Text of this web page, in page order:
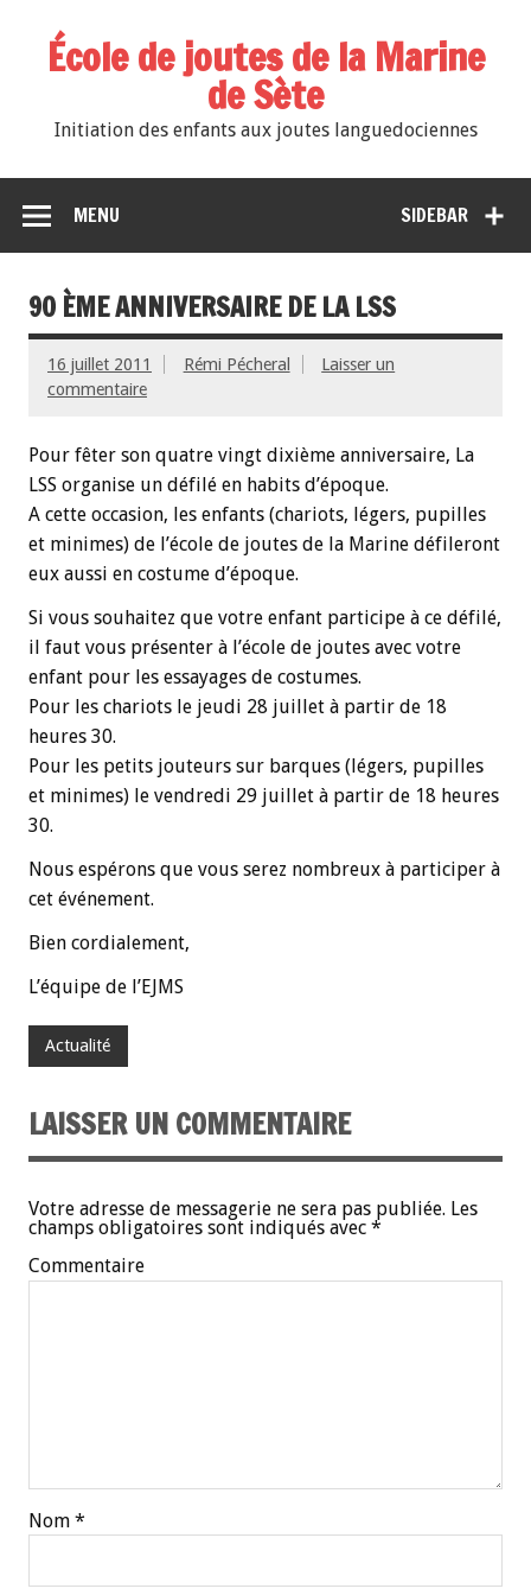
École de joutes de la Marine
de Sète
Initiation des enfants aux joutes languedociennes
SIDEBAR
MENU
90 ÈME ANNIVERSAIRE DE LA LSS
16 juillet 2011 Rémi Pécheral
Laisser un
commentaire
Pour fêter son quatre vingt dixième anniversaire, La
LSS organise un défilé en habits d’époque.
A cette occasion, les enfants (chariots, légers, pupilles
et minimes) de l’école de joutes de la Marine défileront
eux aussi en costume d’époque.
Si vous souhaitez que votre enfant participe à ce défilé,
il faut vous présenter à l’école de joutes avec votre
enfant pour les essayages de costumes.
Pour les chariots le jeudi 28 juillet à partir de 18
heures 30.
Pour les petits jouteurs sur barques (légers, pupilles
et minimes) le vendredi 29 juillet à partir de 18 heures
30.
Nous espérons que vous serez nombreux à participer à
cet événement.
Bien cordialement,
L’équipe de l’EJMS
Actualité
LAISSER UN COMMENTAIRE
Votre adresse de messagerie ne sera pas publiée. Les
champs obligatoires sont indiqués avec *
Commentaire
Nom *